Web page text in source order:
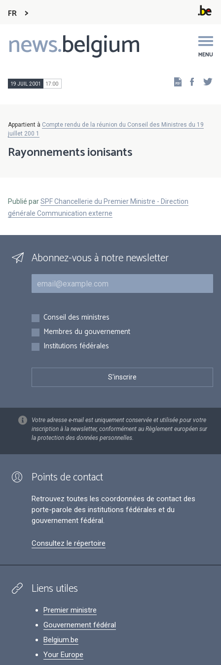
FR
news.belgium MENU
Main
navigation
19 JUIL 2001 17:00
Appartient à Compte rendu de la réunion du Conseil des Ministres du 19
juillet 200 1
Rayonnements ionisants
Publié parSPF Chancellerie du Premier Ministre - Direction
générale Communication externe
Abonnez-vous à notre newsletter
Courriel
Inscriptions
Conseil des ministres
Membres du gouvernement
Institutions fédérales
Votre adresse e-mail est uniquement conservée et utilisée pour votre
inscription à la newsletter, conformément au Règlement européen sur
la protection des données personnelles.
Points de contact
Retrouvez toutes les coordonnées de contact des
porte-parole des institutions fédérales et du
gouvernement fédéral.
Consultez le répertoire
Liens utiles
Premier ministre
Gouvernement fédéral
Belgium.be
Your Europe